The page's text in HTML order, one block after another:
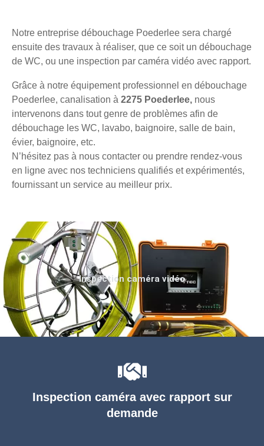
Notre entreprise débouchage Poederlee sera chargé
ensuite des travaux à réaliser, que ce soit un débouchage
de WC, ou une inspection par caméra vidéo avec rapport.
Grâce à notre équipement professionnel en débouchage
Poederlee, canalisation à 2275 Poederlee, nous
intervenons dans tout genre de problèmes afin de
débouchage les WC, lavabo, baignoire, salle de bain,
évier, baignoire, etc.
N’hésitez pas à nous contacter ou prendre rendez-vous
en ligne avec nos techniciens qualifiés et expérimentés,
fournissant un service au meilleur prix.
Inspection caméra avec rapport sur
demande
Inspection caméra vidéo